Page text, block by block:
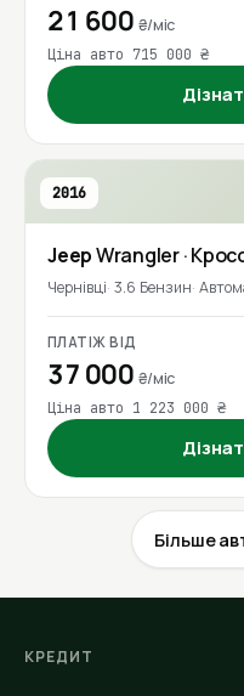
21 600 ₴/міс
Ціна авто 715 000 ₴
2016
JeepWrangler·
Чернівці 3.6 Бензин
ПЛАТІЖ ВІД
37 000 ₴/міс
Ціна авто 1 223 000 ₴
Більше
КРЕДИТ